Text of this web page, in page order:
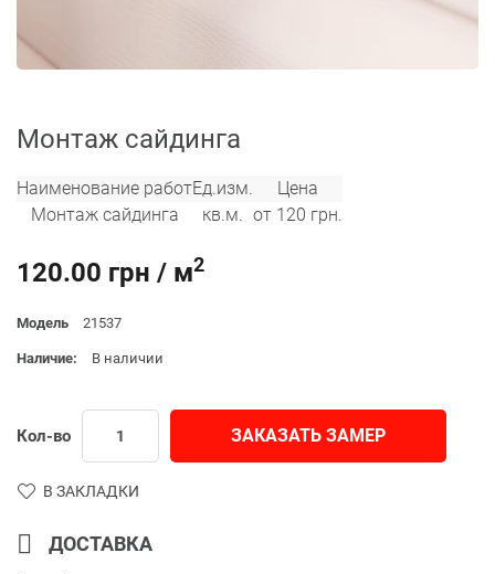
Монтаж сайдинга
Наименование работЕд.изм.
Цена
Монтаж сайдинга
кв.м. от 120 грн.
120.00 грн / м2
Модель 21537
Наличие: В наличии
Кол-во ЗАКАЗАТЬ ЗАМЕР
В ЗАКЛАДКИ
ДОСТАВКА